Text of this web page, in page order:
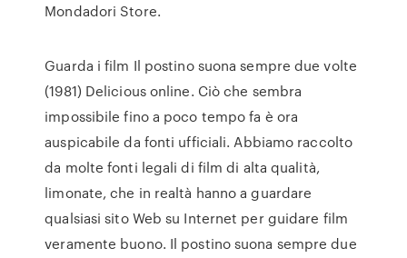
Mondadori Store.
Guarda i film Il postino suona sempre due volte
(1981) Delicious online. Ciò che sembra
impossibile fino a poco tempo fa è ora
auspicabile da fonti ufficiali. Abbiamo raccolto
da molte fonti legali di film di alta qualità,
limonate, che in realtà hanno a guardare
qualsiasi sito Web su Internet per guidare film
veramente buono. Il postino suona sempre due